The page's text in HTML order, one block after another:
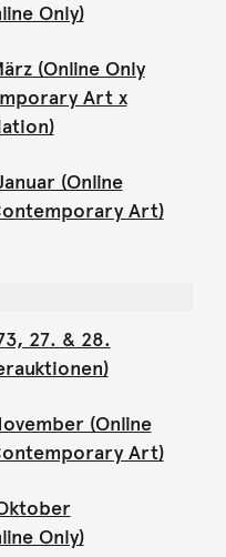
Only)
(Online Only
Art x
(Online
Art)
27. & 28.
(Online
Art)
Only)